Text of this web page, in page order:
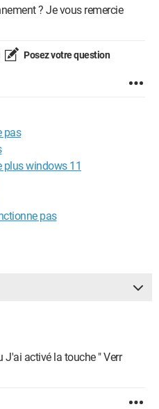
? Je vous remercie
Posez votre question
pas
plus windows 11
pas
J'ai activé la touche " Verr